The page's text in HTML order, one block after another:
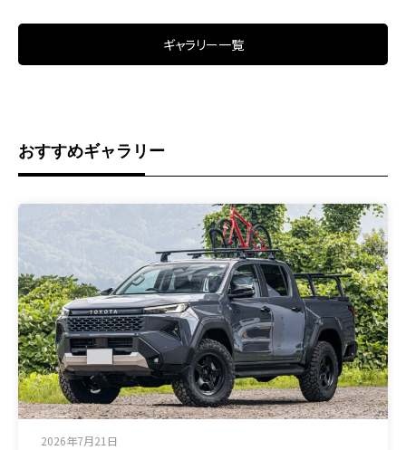
ギャラリー一覧
おすすめギャラリー
2026年7月21日